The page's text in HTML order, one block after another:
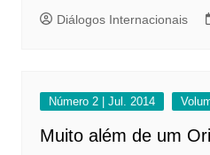
Diálogos Internacionais
Número 2 | Jul. 2014
Muito além de um